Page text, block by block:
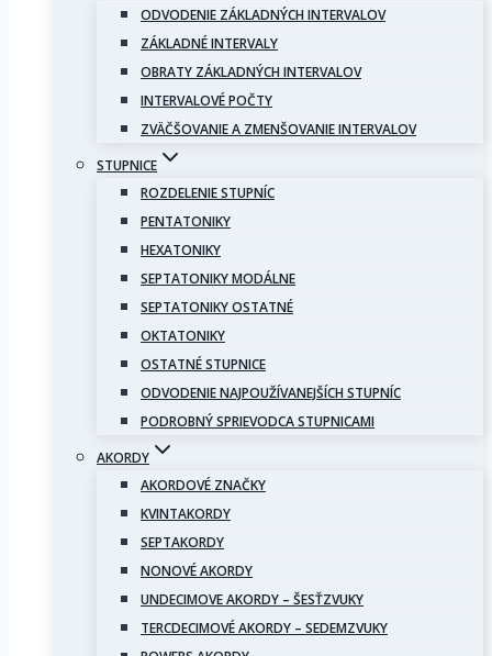
ODVODENIE ZÁKLADNÝCH INTERVALOV
ZÁKLADNÉ INTERVALY
OBRATY ZÁKLADNÝCH INTERVALOV
INTERVALOVÉ POČTY
ZVÄČŠOVANIE A ZMENŠOVANIE INTERVALOV
STUPNICE
ROZDELENIE STUPNÍC
PENTATONIKY
HEXATONIKY
SEPTATONIKY MODÁLNE
SEPTATONIKY OSTATNÉ
OKTATONIKY
OSTATNÉ STUPNICE
ODVODENIE NAJPOUŽÍVANEJŠÍCH STUPNÍC
PODROBNÝ SPRIEVODCA STUPNICAMI
AKORDY
AKORDOVÉ ZNAČKY
KVINTAKORDY
SEPTAKORDY
NONOVÉ AKORDY
UNDECIMOVE AKORDY – ŠESŤZVUKY
TERCDECIMOVÉ AKORDY – SEDEMZVUKY